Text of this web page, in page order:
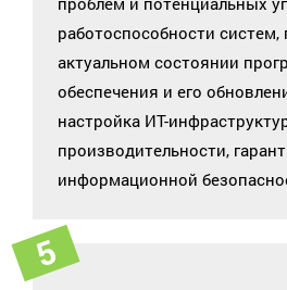
работоспособности
актуальном состоянии
обеспечения и его
настройка ИТ-
производительности,
информационной